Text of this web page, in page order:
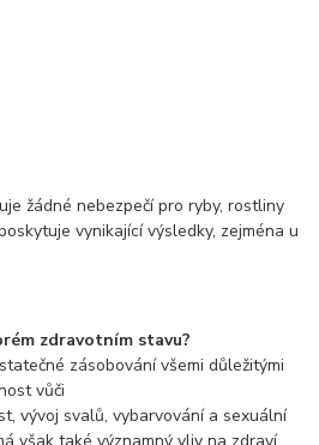
žádné nebezpečí pro ryby, rostliny
vynikající výsledky, zejména u
zdravotním stavu?
zásobování všemi důležitými
vůči
vývoj svalů, vybarvování a sexuální